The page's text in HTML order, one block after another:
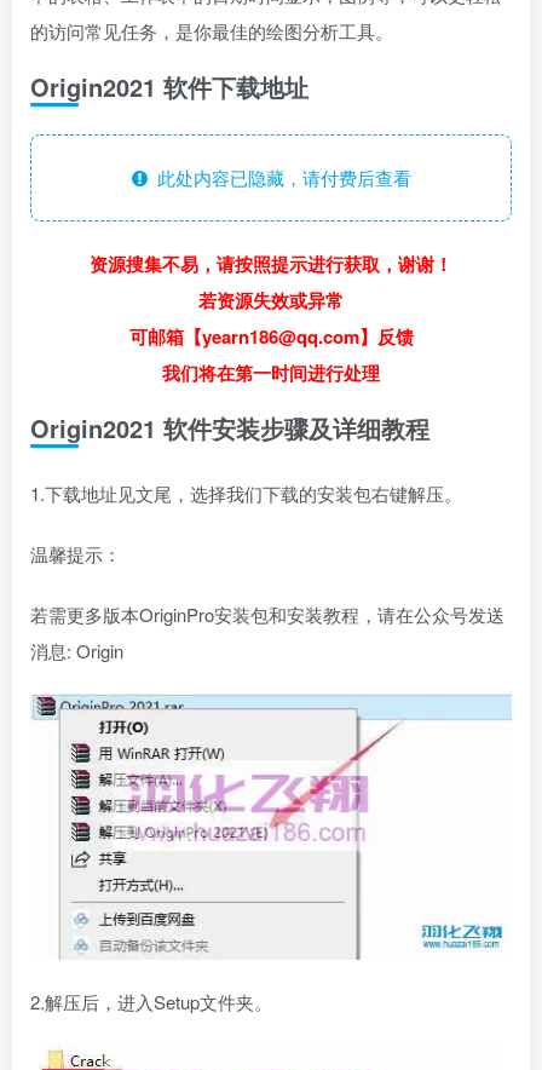
的访问常见任务，是你最佳的绘图分析工具。
Origin2021 软件下载地址
此处内容已隐藏，请付费后查看
资源搜集不易，请按照提示进行获取，谢谢！
若资源失效或异常
可邮箱【yearn186@qq.com】反馈
我们将在第一时间进行处理
Origin2021 软件安装步骤及详细教程
1.下载地址见文尾，选择我们下载的安装包右键解压。
温馨提示：
若需更多版本OriginPro安装包和安装教程，请在公众号发送
消息: Origin
2.解压后，进入Setup文件夹。